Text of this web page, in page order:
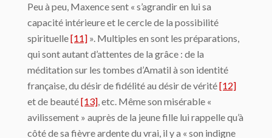
Peu à peu, Maxence sent « s’agrandir en lui sa
capacité intérieure et le cercle de la possibilité
spirituelle[11] ». Multiples en sont les préparations,
qui sont autant d’attentes de la grâce : de la
méditation sur les tombes d’Amatil à son identité
française, du désir de fidélité au désir de vérité[12]
et de beauté[13], etc. Même son misérable «
avilissement » auprès de la jeune fille lui rappelle qu’à
côté de sa fièvre ardente du vrai, il y a « son indigne